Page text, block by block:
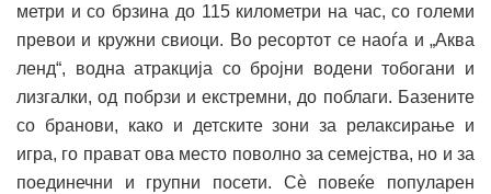
метри и со брзина до 115 километри на час, со големи
превои и кружни свиоци. Во ресортот се наоѓа и „Аква
ленд“, водна атракција со бројни водени тобогани и
лизгалки, од побрзи и екстремни, до поблаги. Базените
со бранови, како и детските зони за релаксирање и
игра, го прават ова место поволно за семејства, но и за
поединечни и групни посети. Сѐ повеќе популарен